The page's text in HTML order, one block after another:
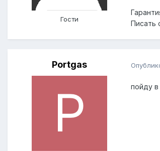
Гости
Писать
Portgas
пойду